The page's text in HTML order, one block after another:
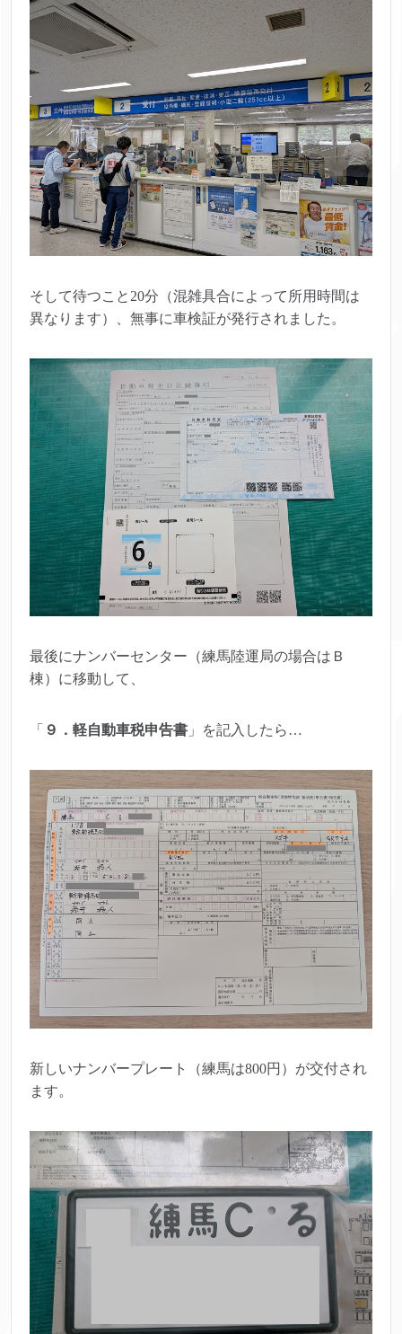
そして待つこと20分（混雑具合によって所用時間は
異なります）、無事に車検証が発行されました。
最後にナンバーセンター（練馬陸運局の場合はＢ
棟）に移動して、
「 ９．軽自動車税申告書 」を記入したら…
新しいナンバープレート（練馬は800円）が交付され
ます。